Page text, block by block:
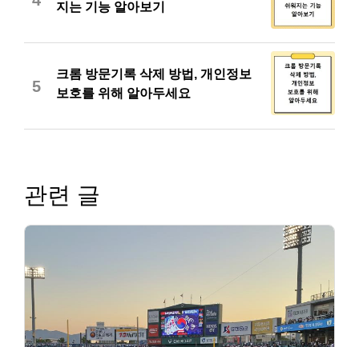
지는 기능 알아보기
5
크롬 방문기록 삭제 방법, 개인정보
보호를 위해 알아두세요
관련 글